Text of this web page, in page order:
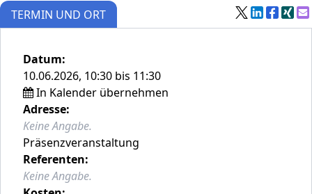
TERMIN UND ORT
Datum:
10.06.2026, 10:30 bis 11:30
In Kalender übernehmen
Adresse:
Keine Angabe.
Präsenzveranstaltung
Referenten:
Keine Angabe.